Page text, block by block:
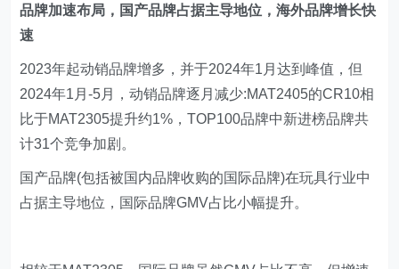
品牌加速布局，国产品牌占据主导地位，海外品牌增长快
速
2023年起动销品牌增多，并于2024年1月达到峰值，但
2024年1月-5月，动销品牌逐月减少:MAT2405的CR10相
比于MAT2305提升约1%，TOP100品牌中新进榜品牌共
计31个竞争加剧。
国产品牌(包括被国内品牌收购的国际品牌)在玩具行业中
占据主导地位，国际品牌GMV占比小幅提升。